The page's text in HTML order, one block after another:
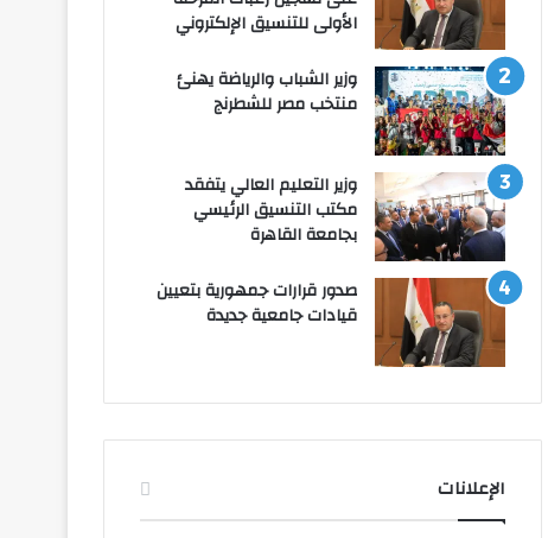
الأولى للتنسيق الإلكتروني
وزير الشباب والرياضة يهنئ
منتخب مصر للشطرنج
وزير التعليم العالي يتفقد
مكتب التنسيق الرئيسي
بجامعة القاهرة
صدور قرارات جمهورية بتعيين
قيادات جامعية جديدة
الإعلانات